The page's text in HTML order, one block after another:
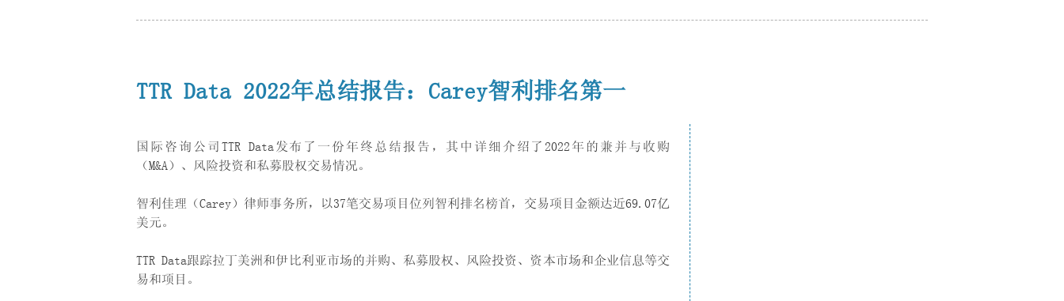
TTR Data 2022年总结报告：Carey智利排名第一
国际咨询公司TTR Data发布了一份年终总结报告，其中详细介绍了2022年的兼并与收购
（M&A）、风险投资和私募股权交易情况。
智利佳理（Carey）律师事务所，以37笔交易项目位列智利排名榜首，交易项目金额达近69.07亿
美元。
TTR Data跟踪拉丁美洲和伊比利亚市场的并购、私募股权、风险投资、资本市场和企业信息等交
易和项目。